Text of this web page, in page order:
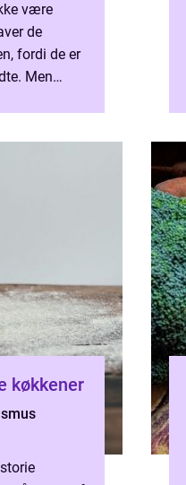
være
de
fordi de er
Men
køkkener